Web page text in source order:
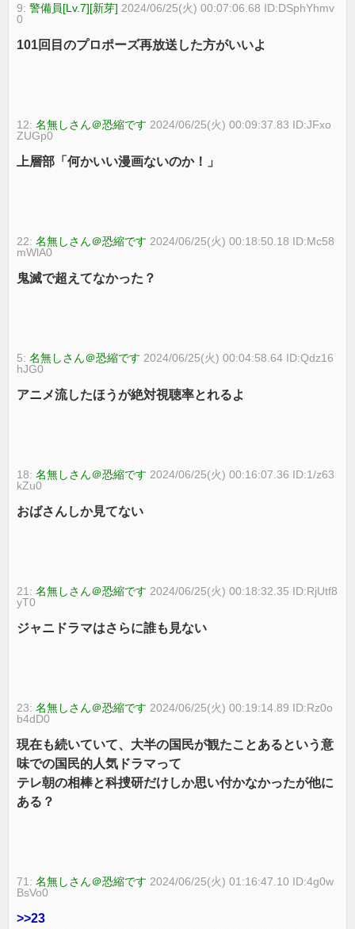
9:警備員[Lv.7][新芽] 2024/06/25(火) 00:07:06.68 ID:DSphYhmv
0
101回目のプロポーズ再放送した方がいいよ
12:名無しさん＠恐縮です 2024/06/25(火) 00:09:37.83 ID:JFxo
ZUGp0
上層部「何かいい漫画ないのか！」
22:名無しさん＠恐縮です 2024/06/25(火) 00:18:50.18 ID:Mc58
mWlA0
鬼滅で超えてなかった？
5:名無しさん＠恐縮です 2024/06/25(火) 00:04:58.64 ID:Qdz16
hJG0
アニメ流したほうが絶対視聴率とれるよ
18:名無しさん＠恐縮です 2024/06/25(火) 00:16:07.36 ID:1/z63
kZu0
おばさんしか見てない
21:名無しさん＠恐縮です 2024/06/25(火) 00:18:32.35 ID:RjUtf8
yT0
ジャニドラマはさらに誰も見ない
23:名無しさん＠恐縮です 2024/06/25(火) 00:19:14.89 ID:Rz0o
b4dD0
現在も続いていて、大半の国民が観たことあるという意
味での国民的人気ドラマって
テレ朝の相棒と科捜研だけしか思い付かなかったが他に
ある？
71:名無しさん＠恐縮です 2024/06/25(火) 01:16:47.10 ID:4g0w
BsVo0
>>23